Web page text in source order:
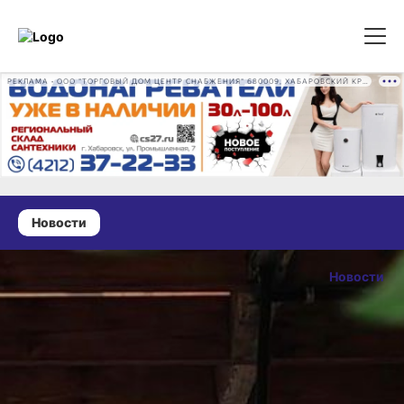
Новости
В работе съезда
Хабаровского
Новости